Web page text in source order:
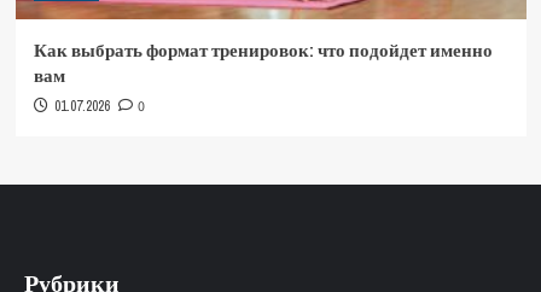
Как выбрать формат тренировок: что подойдет именно
вам
01.07.2026 0
Рубрики